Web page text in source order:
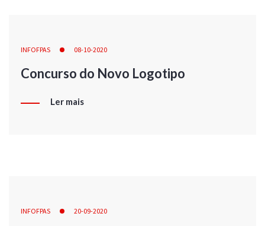
INFOFPAS 08-10-2020
Concurso do Novo Logotipo
Ler mais
INFOFPAS 20-09-2020